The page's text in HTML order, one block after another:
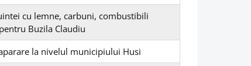
cu lemne, carbuni, combustibili
Buzila Claudiu
la nivelul municipiului Husi